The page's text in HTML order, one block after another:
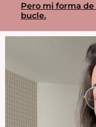
Pero mi forma de
bucle.